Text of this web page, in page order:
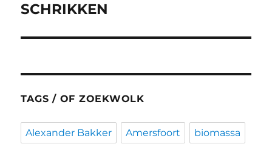
bericht:
SCHRIKKEN
TAGS / OF ZOEKWOLK
Alexander Bakker Amersfoort biomassa